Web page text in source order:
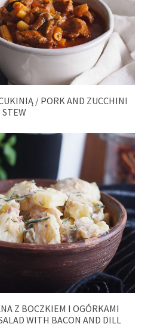
/ PORK AND ZUCCHINI
STEW
Z BOCZKIEM I OGÓRKAMI
WITH BACON AND DILL